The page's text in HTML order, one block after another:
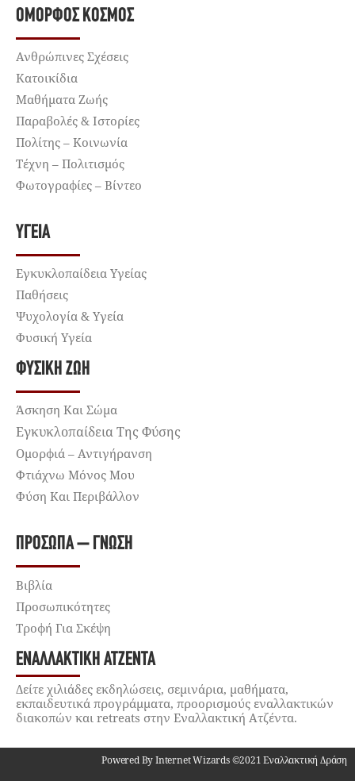
ΌΜΟΡΦΟΣ ΚΌΣΜΟΣ
Ανθρώπινες Σχέσεις
Κατοικίδια
Μαθήματα Ζωής
Παραβολές & Ιστορίες
Πολίτης – Κοινωνία
Τέχνη – Πολιτισμός
Φωτογραφίες – Βίντεο
ΥΓΕΊΑ
Εγκυκλοπαίδεια Υγείας
Παθήσεις
Ψυχολογία & Υγεία
Φυσική Υγεία
ΦΥΣΙΚΉ ΖΩΉ
Άσκηση Και Σώμα
Εγκυκλοπαίδεια Της Φύσης
Ομορφιά – Αντιγήρανση
Φτιάχνω Μόνος Μου
Φύση Και Περιβάλλον
ΠΡΌΣΩΠΑ – ΓΝΏΣΗ
Βιβλία
Προσωπικότητες
Τροφή Για Σκέψη
ΕΝΑΛΛΑΚΤΙΚΉ ΑΤΖΈΝΤΑ
Δείτε χιλιάδες εκδηλώσεις, σεμινάρια, μαθήματα,
εκπαιδευτικά προγράμματα, προορισμούς εναλλακτικών
διακοπών και retreats στην Εναλλακτική Ατζέντα.
Powered By Internet Wizards ©2021 Εναλλακτική Δράση